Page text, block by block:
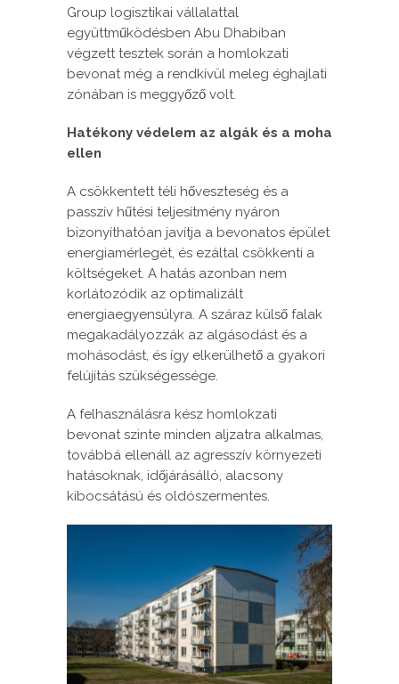
Group logisztikai vállalattal
együttműködésben Abu Dhabiban
végzett tesztek során a homlokzati
bevonat még a rendkívül meleg éghajlati
zónában is meggyőző volt.
Hatékony védelem az algák és a moha
ellen
A csökkentett téli hőveszteség és a
passzív hűtési teljesítmény nyáron
bizonyíthatóan javítja a bevonatos épület
energiamérlegét, és ezáltal csökkenti a
költségeket. A hatás azonban nem
korlátozódik az optimalizált
energiaegyensúlyra. A száraz külső falak
megakadályozzák az algásodást és a
mohásodást, és így elkerülhető a gyakori
felújítás szükségessége.
A felhasználásra kész homlokzati
bevonat szinte minden aljzatra alkalmas,
továbbá ellenáll az agresszív környezeti
hatásoknak, időjárásálló, alacsony
kibocsátású és oldószermentes.